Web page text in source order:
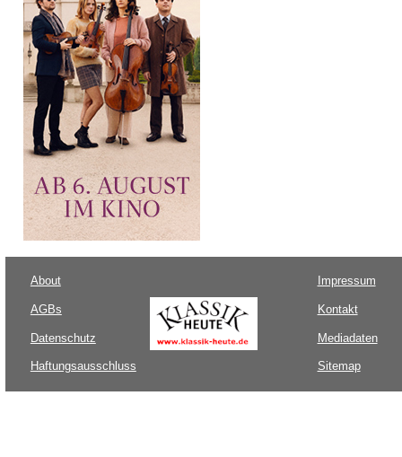
About
AGBs
Datenschutz
Haftungsausschluss
Impressum
Kontakt
Mediadaten
Sitemap